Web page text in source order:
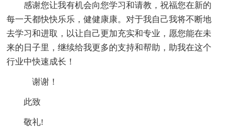
感谢您让我有机会向您学习和请教，祝福您在新的
每一天都快快乐乐，健健康康。对于我自己我将不断地
去学习和进取，以让自己更加充实和专业，愿您能在未
来的日子里，继续给我更多的支持和帮助，助我在这个
行业中快速成长！
谢谢！
此致
敬礼!